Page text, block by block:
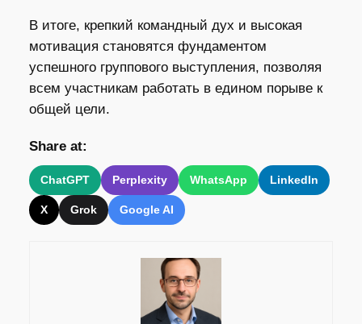
В итоге, крепкий командный дух и высокая
мотивация становятся фундаментом
успешного группового выступления, позволяя
всем участникам работать в едином порыве к
общей цели.
Share at:
ChatGPT Perplexity WhatsApp LinkedIn
X Grok Google AI